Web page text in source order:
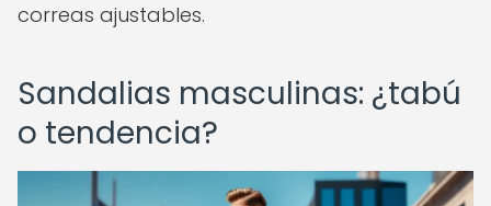
correas ajustables.
Sandalias masculinas: ¿tabú
o tendencia?